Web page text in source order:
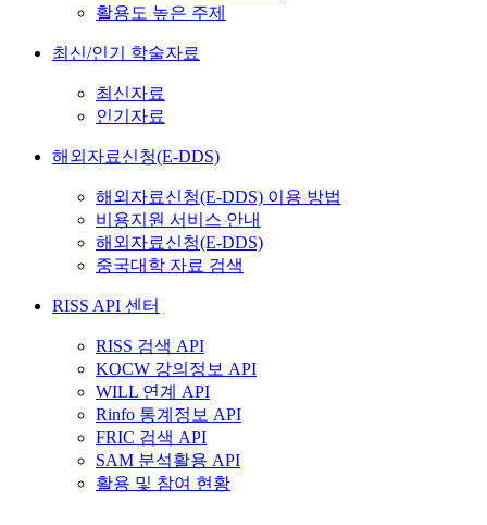
활용도 높은 주제
최신/인기 학술자료
최신자료
인기자료
해외자료신청(E-DDS)
해외자료신청(E-DDS) 이용 방법
비용지원 서비스 안내
해외자료신청(E-DDS)
중국대학 자료 검색
RISS API 센터
RISS 검색 API
KOCW 강의정보 API
WILL 연계 API
Rinfo 통계정보 API
FRIC 검색 API
SAM 분석활용 API
활용 및 참여 현황